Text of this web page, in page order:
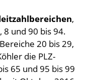
,
8 und 90 bis 94.
20 bis 29,
die PLZ-
65 und 95 bis 99